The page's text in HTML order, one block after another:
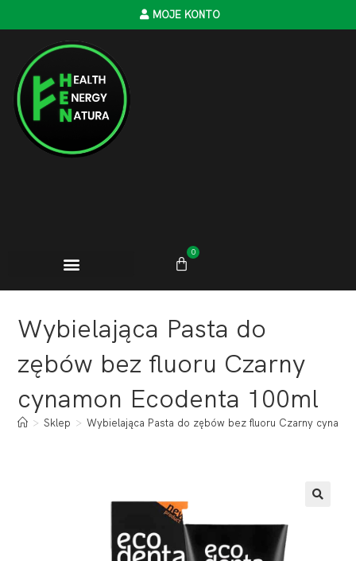
MOJE KONTO
0
Wybielająca Pasta do
zębów bez fluoru Czarny
cynamon Ecodenta 100ml
> Sklep > Wybielająca Pasta do zębów bez fluoru Czarny